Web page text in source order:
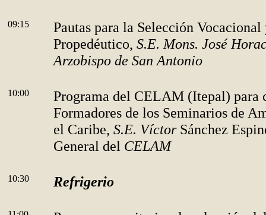
09:15
Pautas para la Selección
Propedéutico, S.E. Mons. José
Arzobispo de San Antonio
10:00
Programa del CELAM (Itepal) para
Formadores de los Seminarios de
el Caribe, S.E. Víctor Sánchez
General del CELAM
10:30 Refrigerio